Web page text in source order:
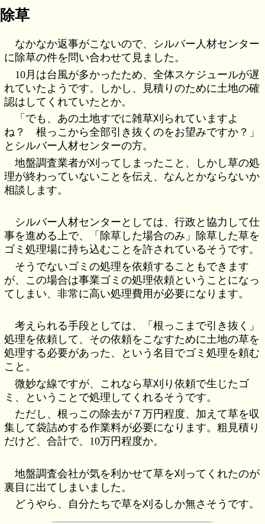
除草
なかなか返事がこないので、シルバー人材センター
に除草の件を問い合わせて見ました。
10月は台風が多かったため、全体スケジュールが遅
れていたようです。しかし、見積りのために土地の確
認はしてくれていたとか。
「でも、あの土地すでに雑草刈られていますよ
ね？ 根っこから全部引き抜くのをお望みですか？」
とシルバー人材センターの方。
地盤調査業者が刈ってしまったこと、しかし草の処
理が終わっていないことを伝え、なんとかならないか
相談します。
シルバー人材センターとしては、行政と協力して仕
事を進める上で、「除草した場合のみ」除草した草を
ゴミ処理場に持ち込むことを許されているそうです。
そうでないゴミの処理を依頼することもできます
が、この場合は事業ゴミの処理依頼ということになっ
てしまい、非常に高い処理費用が必要になります。
考えられる手段としては、「根っこまで引き抜く」
処理を依頼して、その依頼をこなすために土地の草を
処理する必要があった、という名目でゴミ処理を頼む
こと。
微妙な線ですが、これなら草刈り依頼で生じたゴ
ミ、ということで処理してくれるそうです。
ただし、根っこの除去が７万円程度、加えて草を収
集して袋詰めする作業料が必要になります。粗見積り
だけど、合計で、10万円程度か。
地盤調査会社が気を利かせて草を刈ってくれたのが
裏目に出てしまいました。
どうやら、自分たちで草を刈るしか無さそうです。